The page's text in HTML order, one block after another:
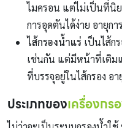
ไมครอน แต่ไม่เป็นที่นิย
การอุดตันได้ง่าย อายุก
ไส้กรองน้ำแร่ เป็นไส้ก
เช่นกัน แต่มีหน้าที่เติม
ที่บรรจุอยู่ในไส้กรอง อ
ประเภทของเครื่องกร